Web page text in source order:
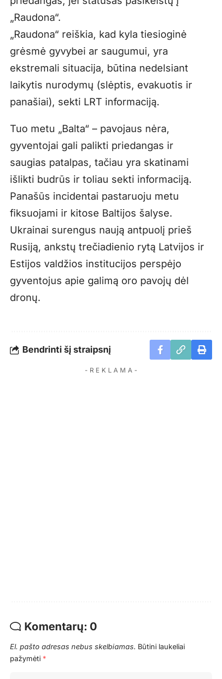
„Raudona“.
„Raudona“ reiškia, kad kyla tiesioginė
grėsmė gyvybei ar saugumui, yra
ekstremali situacija, būtina nedelsiant
laikytis nurodymų (slėptis, evakuotis ir
panašiai), sekti LRT informaciją.
Tuo metu „Balta“ – pavojaus nėra,
gyventojai gali palikti priedangas ir
saugias patalpas, tačiau yra skatinami
išlikti budrūs ir toliau sekti informaciją.
Panašūs incidentai pastaruoju metu
fiksuojami ir kitose Baltijos šalyse.
Ukrainai surengus naują antpuolį prieš
Rusiją, ankstų trečiadienio rytą Latvijos ir
Estijos valdžios institucijos perspėjo
gyventojus apie galimą oro pavojų dėl
dronų.
Bendrinti šį straipsnį
- R E K L A M A -
Komentarų: 0
El. pašto adresas nebus skelbiamas. Būtini laukeliai
pažymėti *